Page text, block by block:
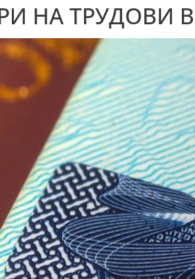
НА ТРУДОВИ